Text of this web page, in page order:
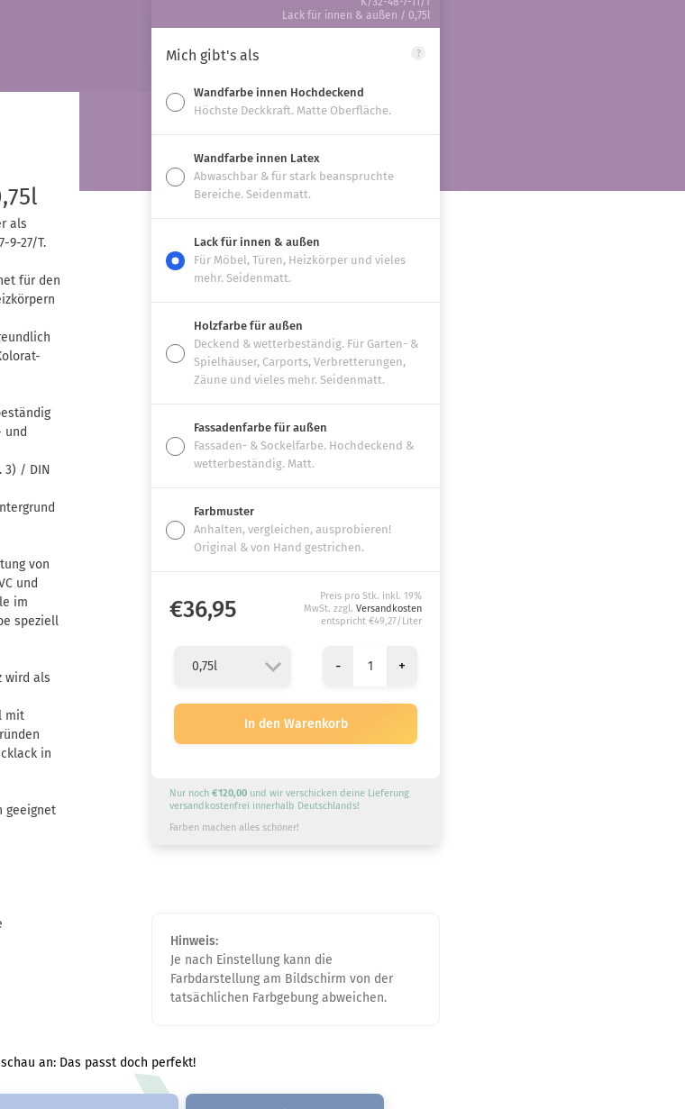
als
9-27/T.
für den
und
3) / DIN
von
und
im
speziell
wird als
mit
in
geeignet
Lack für innen & außen / 0,75l
Mich gibt's als ?
Wandfarbe innen Hochdeckend
Höchste Deckkraft. Matte Oberfläche.
Wandfarbe innen Latex
Abwaschbar & für stark beanspruchte
Bereiche. Seidenmatt.
Lack für innen & außen
Für Möbel, Türen, Heizkörper und vieles
mehr. Seidenmatt.
Holzfarbe für außen
Deckend & wetterbeständig. Für Garten- &
Spielhäuser, Carports, Verbretterungen,
Zäune und vieles mehr. Seidenmatt.
Fassadenfarbe für außen
Fassaden- & Sockelfarbe. Hochdeckend &
wetterbeständig. Matt.
Farbmuster
Anhalten, vergleichen, ausprobieren!
Original & von Hand gestrichen.
€36,95
Preis pro Stk. inkl. 19%
MwSt. zzgl. Versandkosten
entspricht €49,27/Liter
- +
Nur noch €120,00 und wir verschicken deine Lieferung
versandkostenfrei innerhalb Deutschlands!
Farben machen alles schöner!
Hinweis:
Je nach Einstellung kann die
Farbdarstellung am Bildschirm von der
tatsächlichen Farbgebung abweichen.
an: Das passt doch perfekt!